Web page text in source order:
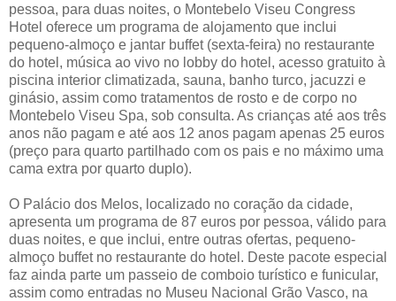
pessoa, para duas noites, o Montebelo Viseu Congress
Hotel oferece um programa de alojamento que inclui
pequeno-almoço e jantar buffet (sexta-feira) no restaurante
do hotel, música ao vivo no lobby do hotel, acesso gratuito à
piscina interior climatizada, sauna, banho turco, jacuzzi e
ginásio, assim como tratamentos de rosto e de corpo no
Montebelo Viseu Spa, sob consulta. As crianças até aos três
anos não pagam e até aos 12 anos pagam apenas 25 euros
(preço para quarto partilhado com os pais e no máximo uma
cama extra por quarto duplo).
O Palácio dos Melos, localizado no coração da cidade,
apresenta um programa de 87 euros por pessoa, válido para
duas noites, e que inclui, entre outras ofertas, pequeno-
almoço buffet no restaurante do hotel. Deste pacote especial
faz ainda parte um passeio de comboio turístico e funicular,
assim como entradas no Museu Nacional Grão Vasco, na